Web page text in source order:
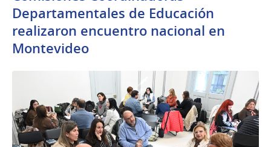
Departamentales de Educación
realizaron encuentro nacional en
Montevideo